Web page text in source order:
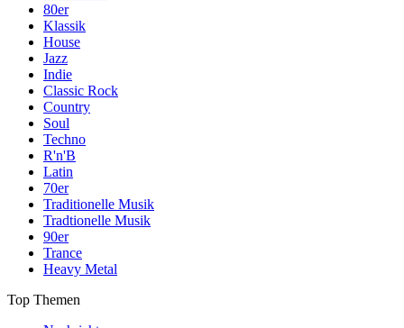
80er
Klassik
House
Jazz
Indie
Classic Rock
Country
Soul
Techno
R'n'B
Latin
70er
Traditionelle Musik
Tradtionelle Musik
90er
Trance
Heavy Metal
Top Themen